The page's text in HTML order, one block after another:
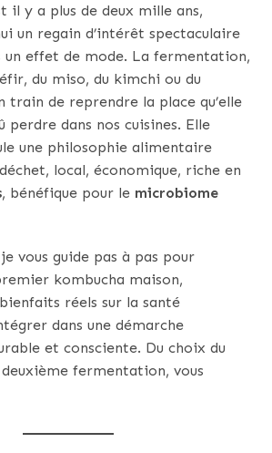
il y a plus de deux mille ans,
un regain d’intérêt spectaculaire
un effet de mode. La fermentation,
du miso, du kimchi ou du
train de reprendre la place qu’elle
perdre dans nos cuisines. Elle
une philosophie alimentaire
local, économique, riche en
, bénéfique pour le microbiome
vous guide pas à pas pour
kombucha maison,
réels sur la santé
dans une démarche
et consciente. Du choix du
deuxième fermentation, vous